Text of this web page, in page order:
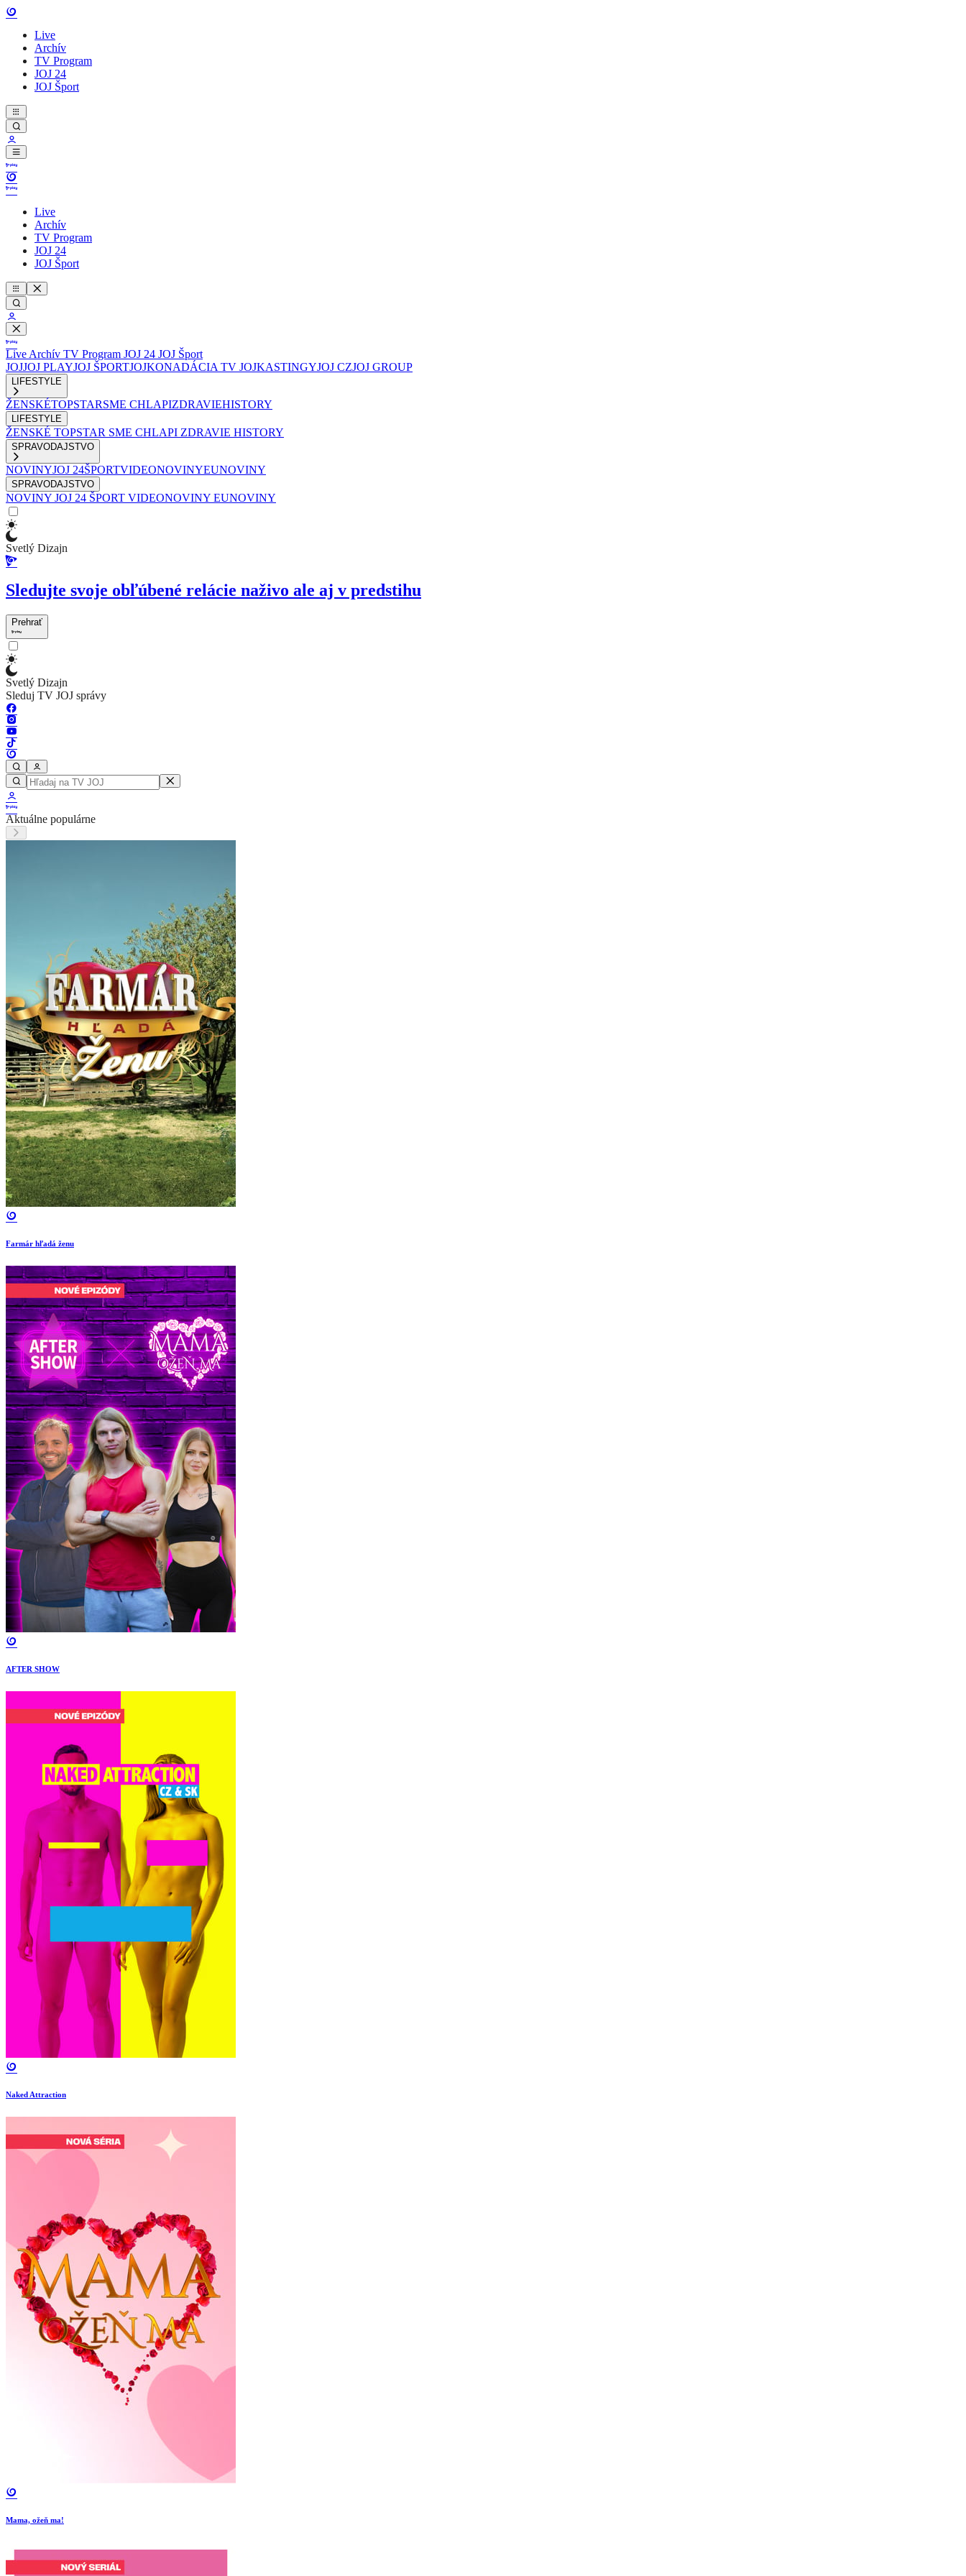
Live
Archív
TV Program
JOJ 24
JOJ Šport
Live
Archív
TV Program
JOJ 24
JOJ Šport
Live Archív TV Program JOJ 24 JOJ Šport
JOJJOJ PLAYJOJ ŠPORTJOJKONADÁCIA TV JOJKASTINGYJOJ CZJOJ GROUP
LIFESTYLE
ŽENSKÉTOPSTARSME CHLAPIZDRAVIEHISTORY
LIFESTYLE
ŽENSKÉ TOPSTAR SME CHLAPI ZDRAVIE HISTORY
SPRAVODAJSTVO
NOVINYJOJ 24ŠPORTVIDEONOVINYEUNOVINY
SPRAVODAJSTVO
NOVINY JOJ 24 ŠPORT VIDEONOVINY EUNOVINY
Svetlý Dizajn
Sledujte svoje obľúbené relácie naživo ale aj v predstihu
Prehrať
Svetlý Dizajn
Sleduj TV JOJ správy
Aktuálne populárne
Farmár hľadá ženu
AFTER SHOW
Naked Attraction
Mama, ožeň ma!